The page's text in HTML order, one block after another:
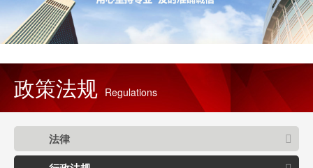
政策法规 Regulations
法律